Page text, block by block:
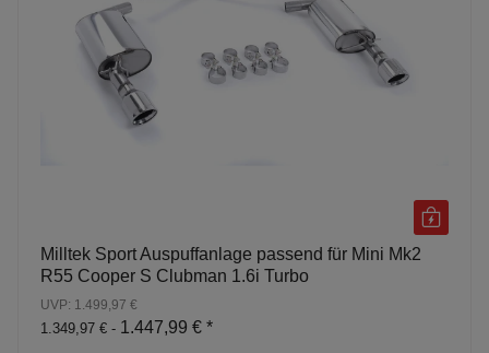
Milltek Sport Auspuffanlage passend für Mini Mk2
R55 Cooper S Clubman 1.6i Turbo
UVP: 1.499,97 €
1.349,97 € - 1.447,99 € *